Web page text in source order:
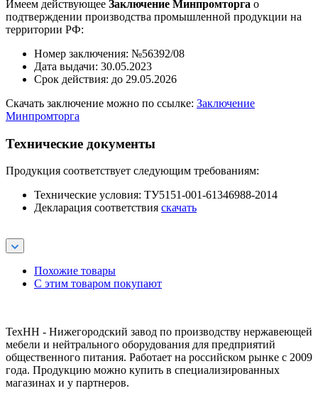
Имеем действующее Заключение Минпромторга о
подтверждении производства промышленной продукции на
территории РФ:
Номер заключения: №56392/08
Дата выдачи: 30.05.2023
Срок действия: до 29.05.2026
Скачать заключение можно по ссылке: Заключение
Минпромторга
Технические документы
Продукция соответствует следующим требованиям:
Технические условия: ТУ5151-001-61346988-2014
Декларация соответствия скачать
Похожие товары
С этим товаром покупают
ТехНН - Нижегородский завод по производству нержавеющей
мебели и нейтрального оборудования для предприятий
общественного питания. Работает на российском рынке с 2009
года. Продукцию можно купить в специализированных
магазинах и у партнеров.